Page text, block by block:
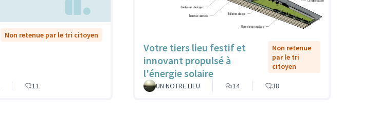
Non retenue par le tri citoyen
11
Votre tiers lieu festif et
innovant propulsé à
l'énergie solaire
Non retenue
par le tri
citoyen
UN NOTRE LIEU 14 38